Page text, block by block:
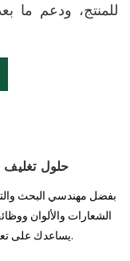
حلول تغليف
بفضل مهندسي البحث
الشعارات والألوان
يساعدك على تعزيز الوعي بالعلامة التجارية في السوق.